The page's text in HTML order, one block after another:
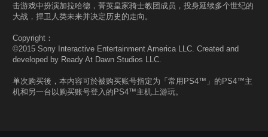
击游戏中扮演加拉哈德，菁英皇家骑士教团成员，投身延续多个世纪的
大战，捍卫人类未来并决定历史的走向。
Copyright：
©2015 Sony Interactive Entertainment America LLC. Created and
developed by Ready At Dawn Studios LLC.
单次购买後，本内容可於被购买账号指定为「常用PS4™」的PS4™主
机和另一台以购买账号登入的PS4™主机上游玩。